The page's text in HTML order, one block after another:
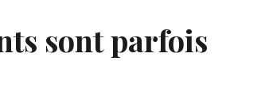
sont parfois